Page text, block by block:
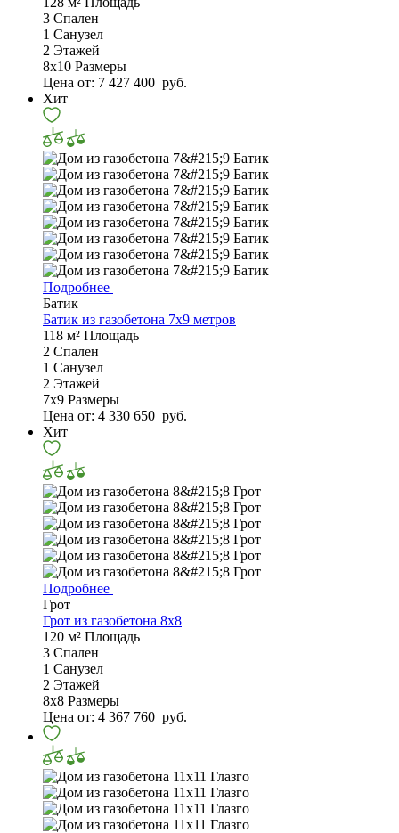
3 Спален
1 Санузел
2 Этажей
8х10 Размеры
Цена от: 7 427 400 руб.
Хит
Подробнее
Батик
Батик из газобетона 7x9 метров
118 м² Площадь
2 Спален
1 Санузел
2 Этажей
7х9 Размеры
Цена от: 4 330 650 руб.
Хит
Подробнее
Грот
Грот из газобетона 8x8
120 м² Площадь
3 Спален
1 Санузел
2 Этажей
8х8 Размеры
Цена от: 4 367 760 руб.